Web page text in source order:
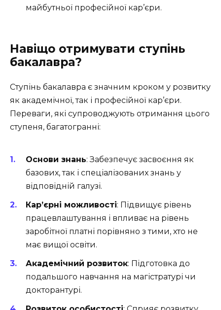
майбутньої професійної кар’єри.
Навіщо отримувати ступінь
бакалавра?
Ступінь бакалавра є значним кроком у розвитку
як академічної, так і професійної кар’єри.
Переваги, які супроводжують отримання цього
ступеня, багатогранні:
Основи знань: Забезпечує засвоєння як
базових, так і спеціалізованих знань у
відповідній галузі.
Кар’єрні можливості: Підвищує рівень
працевлаштування і впливає на рівень
заробітної платні порівняно з тими, хто не
має вищої освіти.
Академічний розвиток: Підготовка до
подальшого навчання на магістратурі чи
докторантурі.